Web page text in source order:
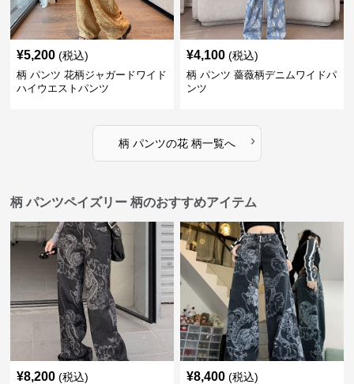
¥5,200 (税込)
柄 パンツ 花柄ジャガードワイド
ハイウエストパンツ
¥4,100 (税込)
柄 パンツ 薔薇柄デニムワイドパ
ンツ
柄 パンツの花 柄一覧へ ›
柄 パンツペイズリー 柄のおすすめアイテム
¥8,200 (税込) ¥8,400 (税込)